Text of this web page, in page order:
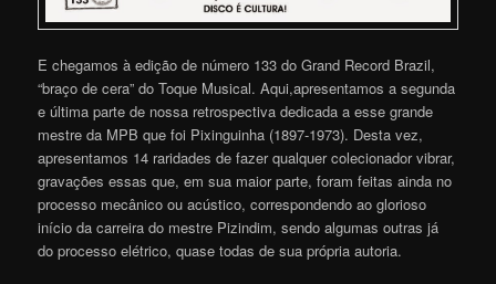
E chegamos à edição de número 133 do Grand Record Brazil,
“braço de cera” do Toque Musical. Aqui,apresentamos a segunda
e última parte de nossa retrospectiva dedicada a esse grande
mestre da MPB que foi Pixinguinha (1897-1973). Desta vez,
apresentamos 14 raridades de fazer qualquer colecionador vibrar,
gravações essas que, em sua maior parte, foram feitas ainda no
processo mecânico ou acústico, correspondendo ao glorioso
início da carreira do mestre Pizindim, sendo algumas outras já
do processo elétrico, quase todas de sua própria autoria.